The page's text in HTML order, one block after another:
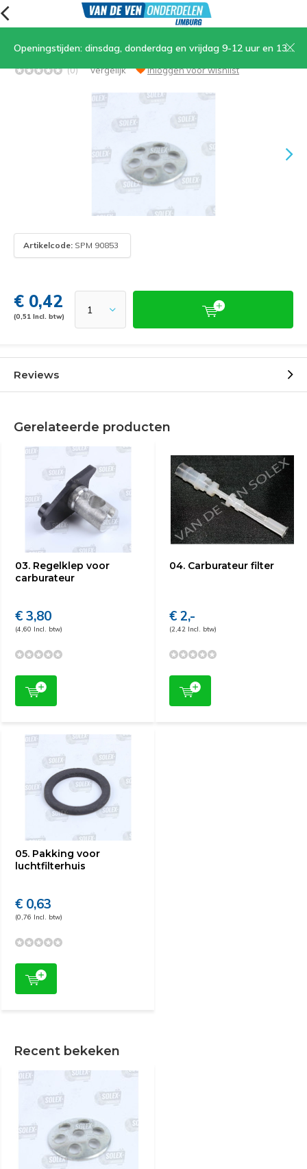
Openingstijden: dinsdag, donderdag en vrijdag 9-12 uur en 13.30-17 uur, zaterdag 9-12 uur
09. Carburateur afsluitplaat
(0) Vergelijk Inloggen voor wishlist
Artikelcode: SPM 90853
€ 0,42
(0,51 Incl. btw)
Reviews
Gerelateerde producten
03. Regelklep voor
carburateur
€ 3,80
(4,60 Incl. btw)
04. Carburateur filter
€ 2,-
(2,42 Incl. btw)
05. Pakking voor
luchtfilterhuis
€ 0,63
(0,76 Incl. btw)
Recent bekeken